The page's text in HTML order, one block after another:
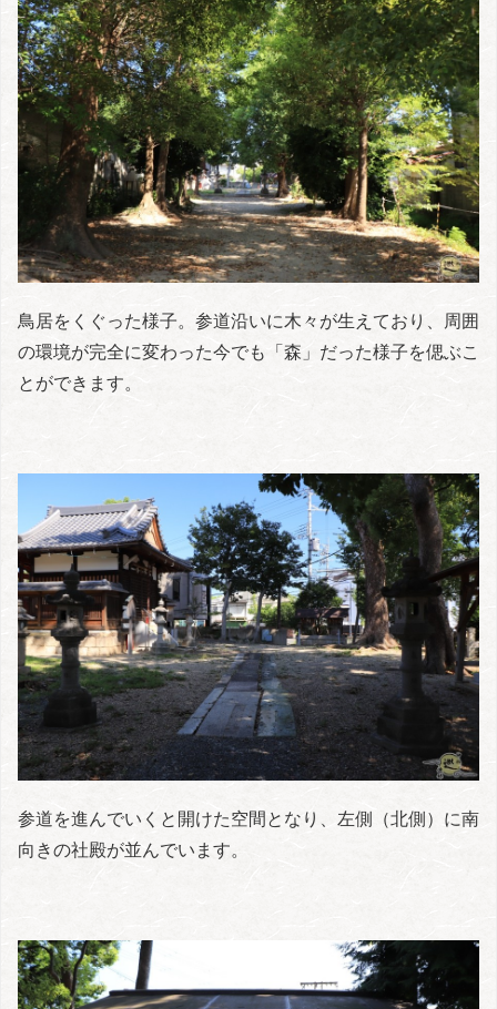
鳥居をくぐった様子。参道沿いに木々が生えており、周囲
の環境が完全に変わった今でも「森」だった様子を偲ぶこ
とができます。
参道を進んでいくと開けた空間となり、左側（北側）に南
向きの社殿が並んでいます。